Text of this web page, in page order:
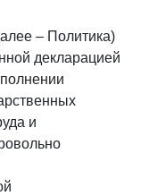
– Политика)
декларацией
и